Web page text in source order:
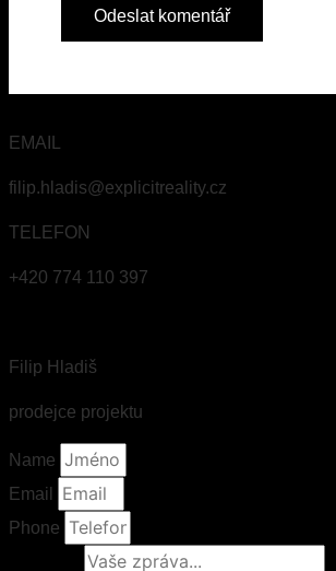
EMAIL
filip.hladis@explicitreality.cz
TELEFON
+420 774 110 397
Filip Hladiš
prodejce projektu
Name
Email
Phone